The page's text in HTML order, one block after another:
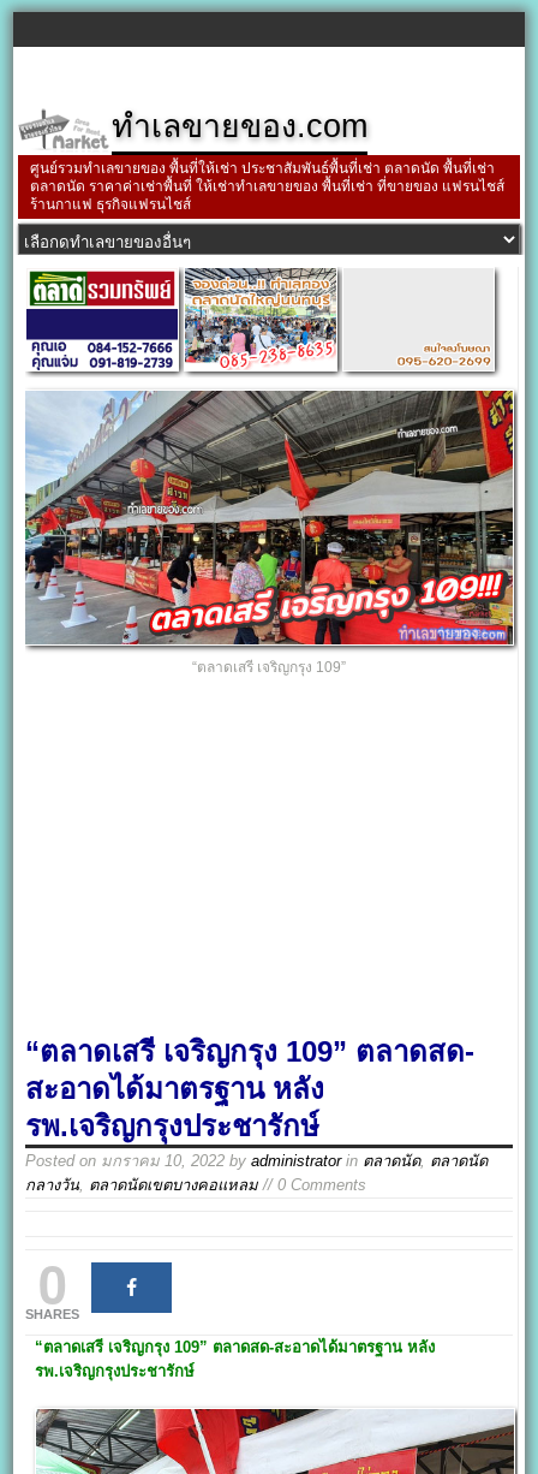
ทำเลขายของ.com
ศูนย์รวมทำเลขายของ พื้นที่ให้เช่า ประชาสัมพันธ์พื้นที่เช่า ตลาดนัด พื้นที่เช่า
ตลาดนัด ราคาค่าเช่าพื้นที่ ให้เช่าทำเลขายของ พื้นที่เช่า ที่ขายของ แฟรนไชส์
ร้านกาแฟ ธุรกิจแฟรนไชส์
“ตลาดเสรี เจริญกรุง 109”
“ตลาดเสรี เจริญกรุง 109” ตลาดสด-
สะอาดได้มาตรฐาน หลัง
รพ.เจริญกรุงประชารักษ์
Posted on มกราคม 10, 2022 byadministratorin ตลาดนัด, ตลาดนัด
กลางวัน, ตลาดนัดเขตบางคอแหลม // 0 Comments
0
SHARES
“ตลาดเสรี เจริญกรุง 109” ตลาดสด-สะอาดได้มาตรฐาน หลัง
รพ.เจริญกรุงประชารักษ์